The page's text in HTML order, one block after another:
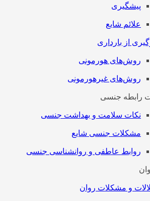
پیشگیری
علائم شایع
از بارداری
روش‌های هورمونی
روش‌های غیرهورمونی
رابطه جنسی
نکات سلامت و بهداشت جنسی
مشکلات جنسی شایع
روابط عاطفی و روانشناسی جنسی
و مشکلات روان